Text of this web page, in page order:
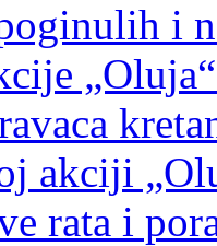
i
akciji
rata i